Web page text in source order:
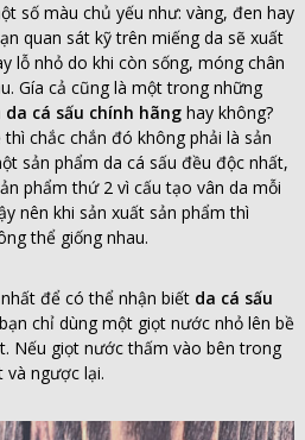
số màu chủ yếu như: vàng, đen hay
quan sát kỹ trên miếng da sẽ xuất
lỗ nhỏ do khi còn sống, móng chân
Gía cả cũng là một trong những
da cá sấu chính hãnghay không?
chắc chắn đó không phải là sản
sản phẩm da cá sấu đều độc nhất,
phẩm thứ 2 vì cấu tạo vân da mỗi
nên khi sản xuất sản phẩm thì
thể giống nhau.
để có thể nhận biết da cá sấu
chỉ dùng một giọt nước nhỏ lên bề
Nếu giọt nước thấm vào bên trong
và ngược lại.